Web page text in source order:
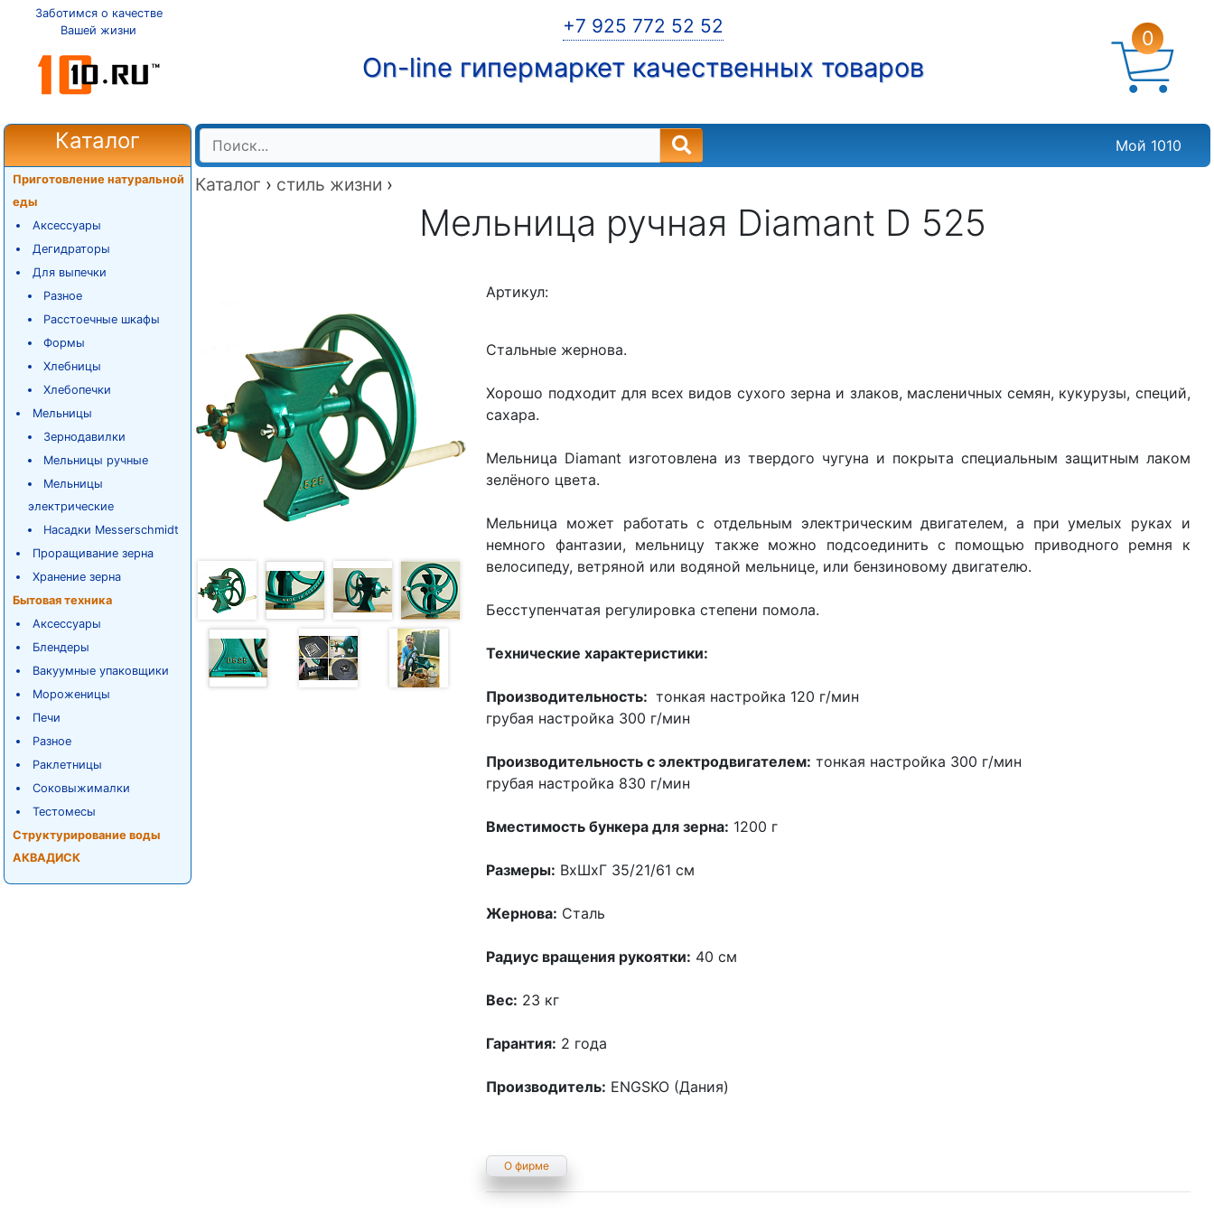
Заботимся о качестве
Вашей жизни
+7 925 772 52 52
On-line гипермаркет качественных товаров
0
Каталог
Приготовление натуральной
еды
Аксессуары
Дегидраторы
Для выпечки
Разное
Расстоечные шкафы
Формы
Хлебницы
Хлебопечки
Мельницы
Зернодавилки
Мельницы ручные
Мельницы
электрические
Насадки Messerschmidt
Проращивание зерна
Хранение зерна
Бытовая техника
Аксессуары
Блендеры
Вакуумные упаковщики
Мороженицы
Печи
Разное
Раклетницы
Соковыжималки
Тестомесы
Структурирование воды
АКВАДИСК
Мой 1010
Каталог › стиль жизни ›
Мельница ручная Diamant D 525
Артикул:
Стальные жернова.
Хорошо подходит для всех видов сухого зерна и злаков, масленичных семян, кукурузы, специй,
сахара.
Мельница Diamant изготовлена из твердого чугуна и покрыта специальным защитным лаком
зелёного цвета.
Мельница может работать с отдельным электрическим двигателем, а при умелых руках и
немного фантазии, мельницу также можно подсоединить с помощью приводного ремня к
велосипеду, ветряной или водяной мельнице, или бензиновому двигателю.
Бесступенчатая регулировка степени помола.
Технические характеристики:
Производительность: тонкая настройка 120 г/мин
грубая настройка 300 г/мин
Производительность с электродвигателем: тонкая настройка 300 г/мин
грубая настройка 830 г/мин
Вместимость бункера для зерна: 1200 г
Размеры: ВxШxГ 35/21/61 см
Жернова: Сталь
Радиус вращения рукоятки: 40 см
Вес: 23 кг
Гарантия: 2 года
Производитель: ENGSKO (Дания)
О фирме